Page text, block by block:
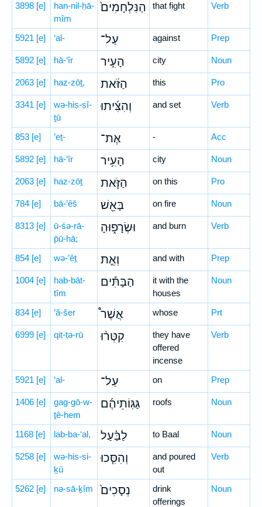
3898 [e]
han-nil-ḥā-
mîm
הַנִּלְחָמִים֙ that fight Verb
5921 [e] ‘al- עַל־ against Prep
5892 [e] hā-‘îr הָעִ֣יר city Noun
2063 [e] haz-zōṯ, הַזֹּ֔את this Pro
3341 [e]
wə-hiṣ-ṣî-
ṯū
וְהִצִּ֜יתוּ and set Verb
853 [e] ’eṯ- אֶת־ - Acc
5892 [e] hā-‘îr הָעִ֥יר city Noun
2063 [e] haz-zōṯ הַזֹּ֛את on this Pro
784 [e] bā-’êš בָּאֵ֖שׁ on fire Noun
8313 [e]
ū-śə-rā-
p̄ū-hā;
וּשְׂרָפ֑וּהָ and burn Verb
854 [e] wə-’êṯ וְאֵ֣ת and with Prep
1004 [e]
hab-bāt-
tîm
הַבָּתִּ֡ים
it with the
houses
Noun
834 [e] ’ă-šer אֲשֶׁר֩ whose Prt
6999 [e] qiṭ-ṭə-rū קִטְּר֨וּ
they have
offered
incense
Verb
5921 [e] ‘al- עַל־ on Prep
1406 [e]
gag-gō-w-
ṯê-hem
גַּגּֽוֹתֵיהֶ֜ם roofs Noun
1168 [e] lab-ba-‘al, לַבַּ֗עַל to Baal Noun
5258 [e]
wə-his-si-
ḵū
וְהִסִּ֤כוּ
and poured
out
Verb
5262 [e] nə-sā-ḵîm נְסָכִים֙
drink
offerings
Noun